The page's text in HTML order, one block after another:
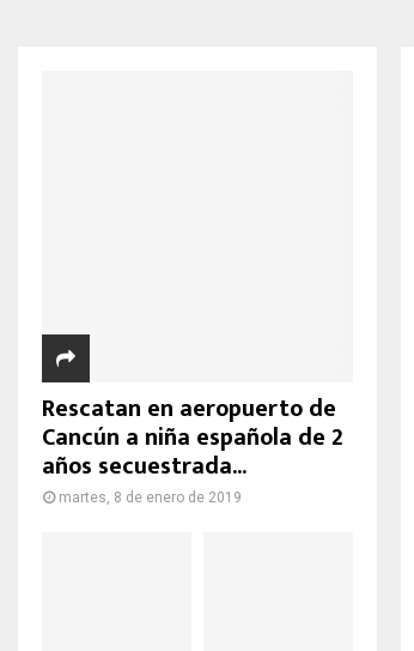
Rescatan en aeropuerto de
Cancún a niña española de 2
años secuestrada...
martes, 8 de enero de 2019